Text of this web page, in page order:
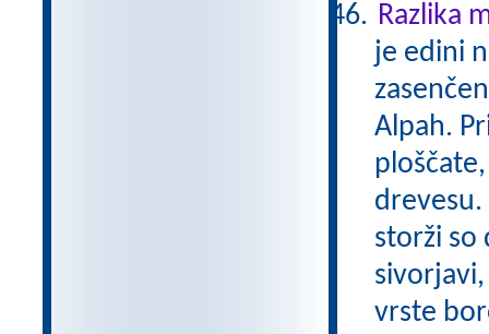
Razlika
je edini
Alpah.
drevesu.
storži so
vrste